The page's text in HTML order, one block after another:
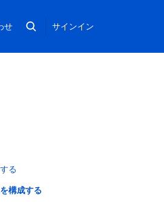
せ サインイン
る
構成する